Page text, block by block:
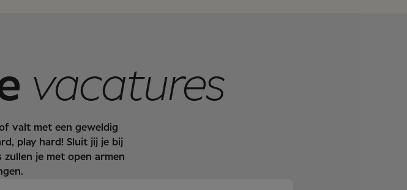
vacatures
valt met een geweldig
play hard! Sluit jij je bij
zullen je met open armen